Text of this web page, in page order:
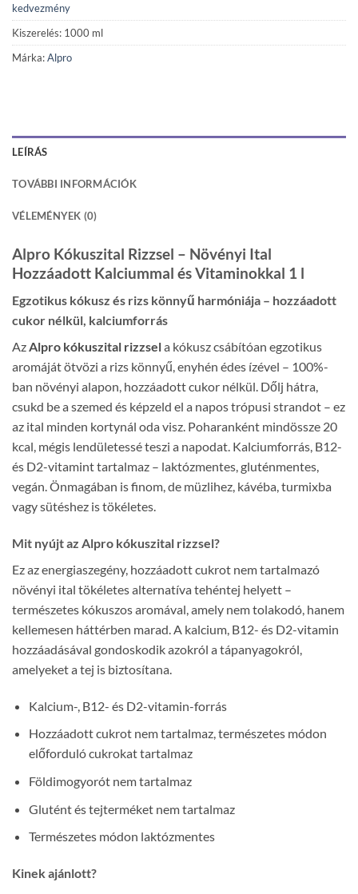
kedvezmény
Kiszerelés: 1000 ml
Márka:Alpro
LEÍRÁS
TOVÁBBI INFORMÁCIÓK
VÉLEMÉNYEK (0)
Alpro Kókuszital Rizzsel – Növényi Ital
Hozzáadott Kalciummal és Vitaminokkal 1 l
Egzotikus kókusz és rizs könnyű harmóniája – hozzáadott
cukor nélkül, kalciumforrás
AzAlpro kókuszital rizzsela kókusz csábítóan egzotikus
aromáját ötvözi a rizs könnyű, enyhén édes ízével – 100%-
ban növényi alapon, hozzáadott cukor nélkül. Dőlj hátra,
csukd be a szemed és képzeld el a napos trópusi strandot – ez
az ital minden kortynál oda visz. Poharanként mindössze 20
kcal, mégis lendületessé teszi a napodat. Kalciumforrás, B12-
és D2-vitamint tartalmaz – laktózmentes, gluténmentes,
vegán. Önmagában is finom, de müzlihez, kávéba, turmixba
vagy sütéshez is tökéletes.
Mit nyújt az Alpro kókuszital rizzsel?
Ez az energiaszegény, hozzáadott cukrot nem tartalmazó
növényi ital tökéletes alternatíva tehéntej helyett –
természetes kókuszos aromával, amely nem tolakodó, hanem
kellemesen háttérben marad. A kalcium, B12- és D2-vitamin
hozzáadásával gondoskodik azokról a tápanyagokról,
amelyeket a tej is biztosítana.
Kalcium-, B12- és D2-vitamin-forrás
Hozzáadott cukrot nem tartalmaz, természetes módon
előforduló cukrokat tartalmaz
Földimogyorót nem tartalmaz
Glutént és tejterméket nem tartalmaz
Természetes módon laktózmentes
Kinek ajánlott?